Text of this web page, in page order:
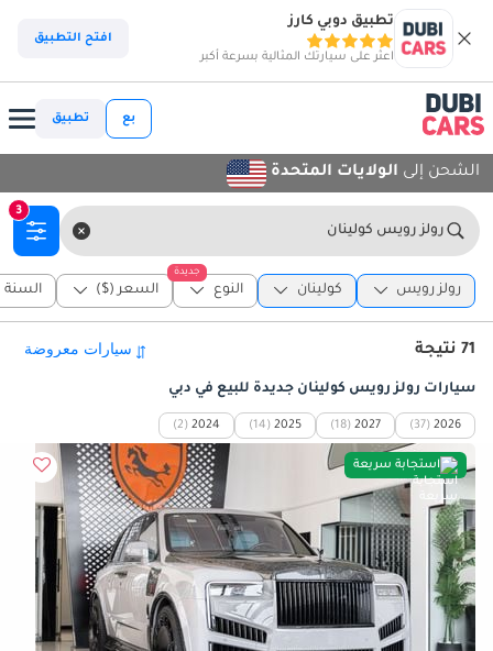
تطبيق دوبي كارز
اعثر على سيارتك المثالية بسرعة أكبر
افتح التطبيق
بع تطبيق
الشحن إلى الولايات المتحدة
رولز رويس كولينان
3
رولز رويس كولينان
جديدة
النوع السعر ($) السنة
71 نتيجة
سيارات رولز رويس كولينان جديدة للبيع في دبي
2026
(37)
2027
(18)
2025
(14)
2024
(2)
استجابة سريعة